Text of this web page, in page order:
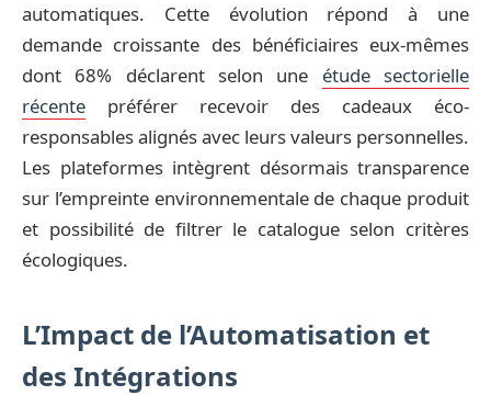
automatiques. Cette évolution répond à une
demande croissante des bénéficiaires eux-mêmes
dont 68% déclarent selon une étude sectorielle
récente préférer recevoir des cadeaux éco-
responsables alignés avec leurs valeurs personnelles.
Les plateformes intègrent désormais transparence
sur l’empreinte environnementale de chaque produit
et possibilité de filtrer le catalogue selon critères
écologiques.
L’Impact de l’Automatisation et
des Intégrations